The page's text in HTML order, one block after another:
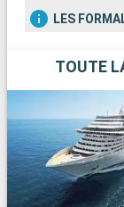
LES
TOUTE